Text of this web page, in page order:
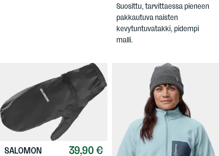
Suosittu, tarvittaessa pieneen
pakkautuva naisten
kevytuntuvatakki, pidempi
malli.
39,90 €
SALOMON